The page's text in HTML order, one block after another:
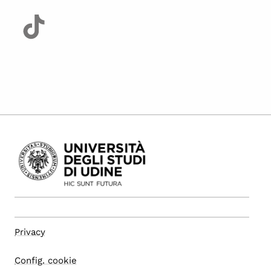
Privacy
Config. cookie